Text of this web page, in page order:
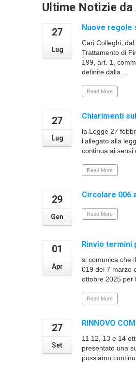
Ultime Notizie da
27
Lug
Nuove regole
Cari Colleghi,
Trattamento di
199, art. 1,
definite dalla ...
Read More
27
Lug
Chiarimenti
la Legge 27
l’allegato alla
continua ai sensi
Read More
29
Gen
Circolare 006
Read More
01
Apr
Rinvio termini
si comunica che
019 del 7 marzo
ottobre 2025 per
Read More
27
Set
RINNOVO
11 12, 13 e 14
presentato una
possiamo